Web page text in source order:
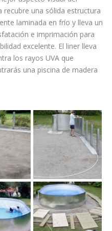
recubre una sólida estructura
laminada en frío y lleva un
e imprimación para
excelente. El liner lleva
los rayos UVA que
una piscina de madera